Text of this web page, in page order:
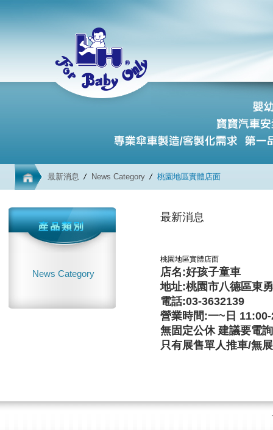
最新消息 News Category 桃園地區實體店面
News Category
最新消息
桃園地區實體店面
店名:好孩子童車
地址:桃園市八德區東
電話:03-3632139
營業時間:一~日
無固定公休 建議要電詢
只有展售單人推車/無